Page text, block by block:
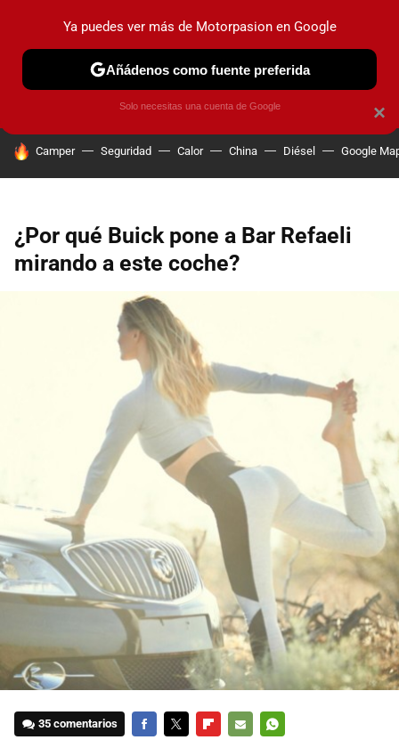
PRUEBAS COCHES ELÉCTRICOS OBSERVATORIO
HOY SE HABLA DE
Camper Seguridad Calor China Diésel Google
¿Por qué Buick pone a Bar Refaeli
mirando a este coche?
35 comentarios
×
Ya puedes ver más de Motorpasion en Google
Añádenos como fuente preferida
Solo necesitas una cuenta de Google